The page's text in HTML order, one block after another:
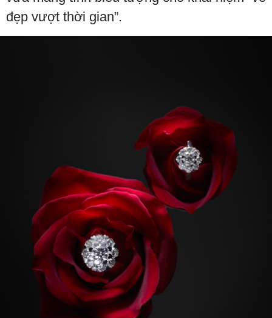
đẹp vượt thời gian”.